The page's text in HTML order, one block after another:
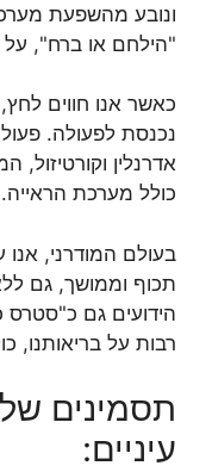
ונובע מהשפעת
"הילחם או ברח", על
כאשר אנו חווים
נכנסת לפעולה.
אדרנלין
כולל מערכת הראייה.
בעולם המודרני, אנו
תכוף וממושך, גם
הידועים גם כ"סטרס
רבות על בריאותנו,
תסמינים
עיניים: